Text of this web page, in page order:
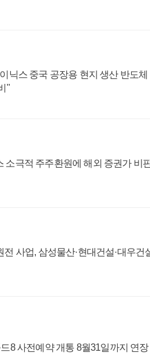
닉스 중국 공장용 현지 생산 반도체
"
소극적 주주환원에 해외 증권가 비
전 사업, 삼성물산·현대건설·대우건
8 사전예약 개통 8월31일까지 연장